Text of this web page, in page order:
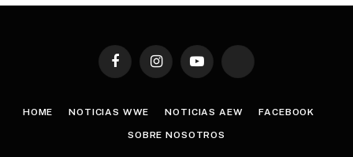
FacebookInstagramYouTube TikTok
HOME NOTICIAS WWE NOTICIAS AEW FACEBOOK
SOBRE NOSOTROS